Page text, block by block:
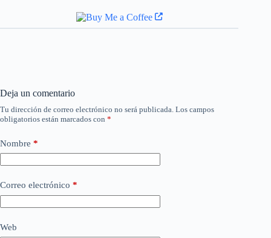
Deja un comentario
Tu dirección de correo electrónico no será publicada. Los campos
obligatorios están marcados con *
Nombre *
Correo electrónico *
Web